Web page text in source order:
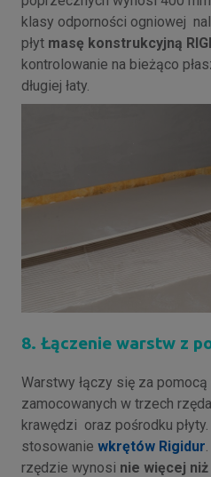
klasy odporności ogniowej
płyt masę konstrukcyjną
kontrolowanie na bieżąco
długiej łaty.
8. Łączenie warstw z
Warstwy łączy się za pomocą
zamocowanych w trzech
krawędzi oraz pośrodku
stosowanie wkrętów Rigidur
rzędzie wynosi nie więcej niż